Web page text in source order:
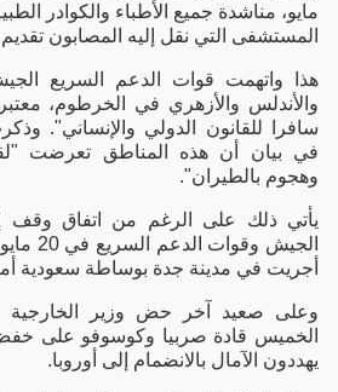
مايو، مناشدة جميع الأطباء والكوادر
المستشفى التي نقل إليه المصابون
هذا واتهمت قوات الدعم السريع
والأندلس والأزهري في الخرطوم،
سافرا للقانون الدولي والإنساني".
في بيان أن هذه المناطق تعرضت
وهجوم بالطيران".
يأتي ذلك على الرغم من اتفاق وقف
الجيش
أجريت في مدينة جدة بوساطة سعودية
وعلى صعيد آخر حض وزير الخارجية
الخميس قادة صربيا وكوسوفو على
يهددون الآمال بالانضمام إلى أوروبا.